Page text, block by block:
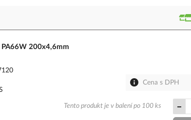
PA66W 200x4,6mm
Cena s DPH
Tento produkt je v balení po 100 ks